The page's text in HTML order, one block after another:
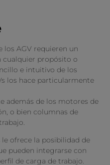
los AGV requieren un
cualquier propósito o
e intuitivo de los
los hace particularmente
además de los motores de
o bien columnas de
le ofrece la posibilidad de
pueden integrarse con
de carga de trabajo.